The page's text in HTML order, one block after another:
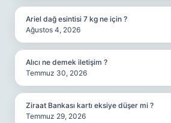
Ariel dağ esintisi 7 kg ne için ?
Ağustos 4, 2026
Alıcı ne demek iletişim ?
Temmuz 30, 2026
Ziraat Bankası kartı eksiye düşer mi ?
Temmuz 29, 2026